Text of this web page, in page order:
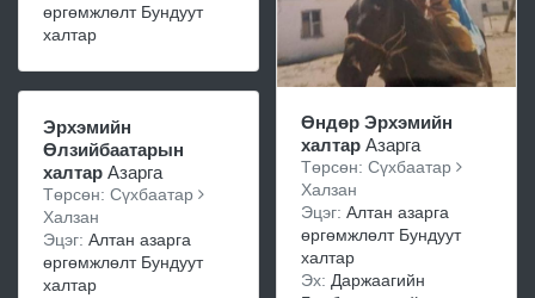
өргөмжлөлт Бундуут
халтар
Эрхэмийн
Өлзийбаатарын
халтар Азарга
Төрсөн: Сүхбаатар
Халзан
Эцэг: Алтан азарга
өргөмжлөлт Бундуут
халтар
Өндөр Эрхэмийн
халтар Азарга
Төрсөн: Сүхбаатар
Халзан
Эцэг: Алтан азарга
өргөмжлөлт Бундуут
халтар
Эх: Даржаагийн